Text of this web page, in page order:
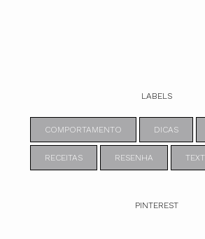
LABELS
COMPORTAMENTO DICAS
RECEITAS RESENHA
PINTEREST